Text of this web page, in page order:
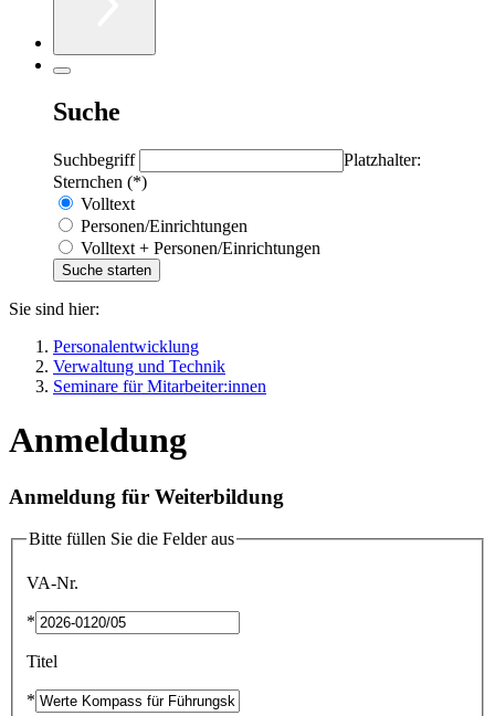
Suche
Suchbegriff
Platzhalter:
Sternchen (*)
Volltext
Personen/Einrichtungen
Volltext + Personen/Einrichtungen
Sie sind hier:
Personalentwicklung
Verwaltung und Technik
Seminare für Mitarbeiter:innen
Anmeldung
Anmeldung für Weiterbildung
Bitte füllen Sie die Felder aus
VA-Nr.
*
Titel
*